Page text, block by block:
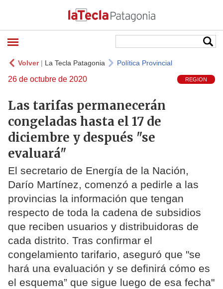
Volver| La Tecla Patagonia Política Provincial
26 de octubre de 2020 REGION
Las tarifas permanecerán
congeladas hasta el 17 de
diciembre y después "se
evaluará"
El secretario de Energía de la Nación,
Darío Martínez, comenzó a pedirle a las
provincias la información que tengan
respecto de toda la cadena de subsidios
que reciben usuarios y distribuidoras de
cada distrito. Tras confirmar el
congelamiento tarifario, aseguró que "se
hará una evaluación y se definirá cómo es
el esquema” que sigue luego de esa fecha"